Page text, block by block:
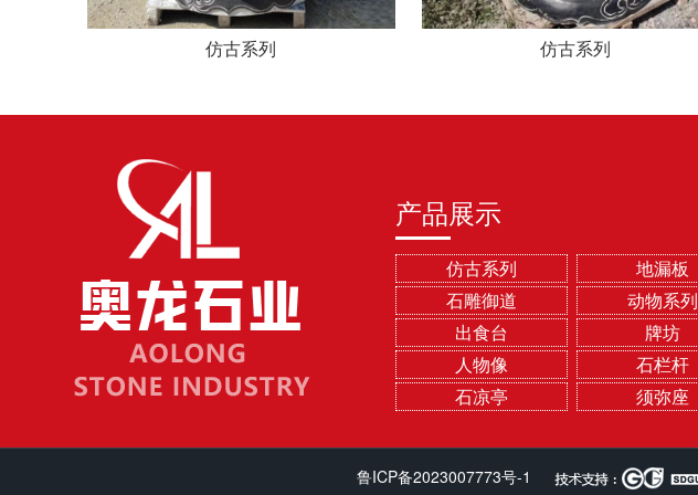
仿古系列 仿古系列
产品展示
仿古系列
地漏板
石雕御道
动物系列
出食台
牌坊
人物像
石栏杆
石凉亭
须弥座
鲁ICP备2023007773号-1